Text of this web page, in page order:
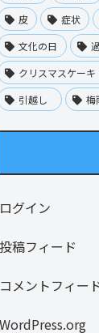
皮
症状
文化の日
クリスマスケーキ
引越し
梅
ログイン
投稿フィード
コメントフィー
WordPress.org